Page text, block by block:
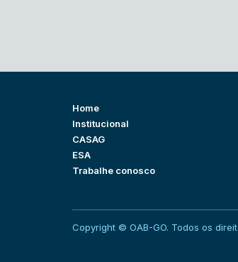
Home
Institucional
CASAG
ESA
Trabalhe conosco
Copyright © OAB-GO. Todos os